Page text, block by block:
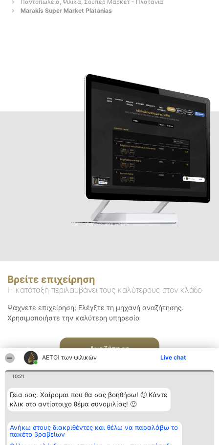
ΑΕΤΟΊ των ψιλικών Live chat
10:21
Γεια σας. Χαίρομαι που θα σας βοηθήσω! 🙂 Κάντε
κλικ στο αντίστοιχο θέμα συνομιλίας! 🙂
Ανήκω στους διακριθέντες και θέλω να παραλάβω το
πακέτο βραβείων
Παντοπωλεία, Ψιλικά, Σούπερ Μάρκετ - Πλατανια
Marakis Super Market Platanias
Βρείτε επιχείρηση
Η κατάταξη περιλαμβάνει τους καλύτερους στον κλάδο
Ψάχνετε επιχείρηση; Ελέγξτε τη μηχανή αναζήτησης.
Χρησιμοποιήστε την καλύτερη υπηρεσία
Αναζήτηση
Διοργανωτής της
κατάταξης
BEAUTIFUL COMPANY
Κατάταξη
Διακριθέντες
των
Επικοινωνία
Επικοινωνία